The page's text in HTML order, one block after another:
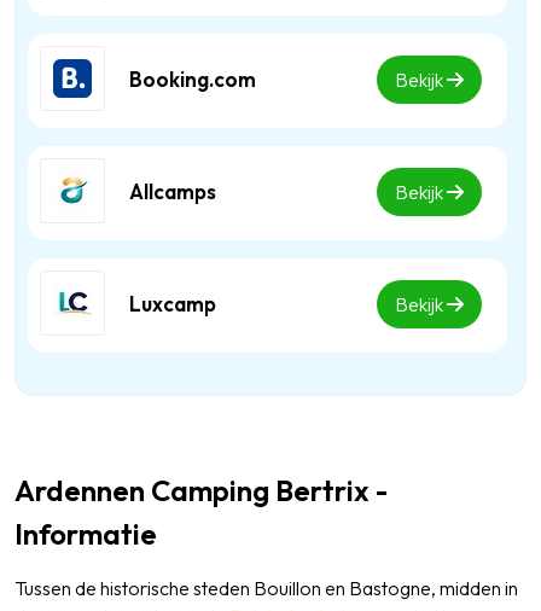
Booking.com Bekijk
Allcamps Bekijk
Luxcamp Bekijk
Ardennen Camping Bertrix -
Informatie
Tussen de historische steden Bouillon en Bastogne, midden in